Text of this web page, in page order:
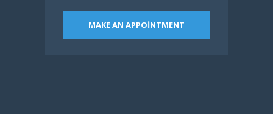
MAKE AN APPOINTMENT